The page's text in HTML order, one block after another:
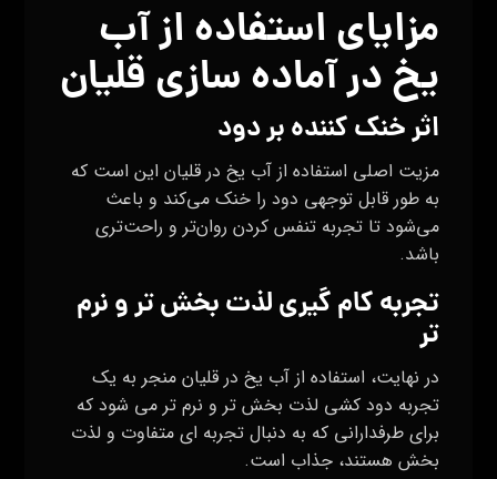
مزایای استفاده از آب
یخ در آماده سازی قلیان
اثر خنک‌ کننده بر دود
مزیت اصلی استفاده از آب یخ در قلیان این است که
به طور قابل توجهی دود را خنک می‌کند و باعث
می‌شود تا تجربه تنفس کردن روان‌تر و راحت‌تری
باشد.
تجربه کام گیری لذت‌ بخش‌ تر و نرم‌
تر
در نهایت، استفاده از آب یخ در قلیان منجر به یک
تجربه دود کشی لذت‌ بخش‌ تر و نرم‌ تر می‌ شود که
برای طرفدارانی که به دنبال تجربه‌ ای متفاوت و لذت‌
بخش هستند، جذاب است.